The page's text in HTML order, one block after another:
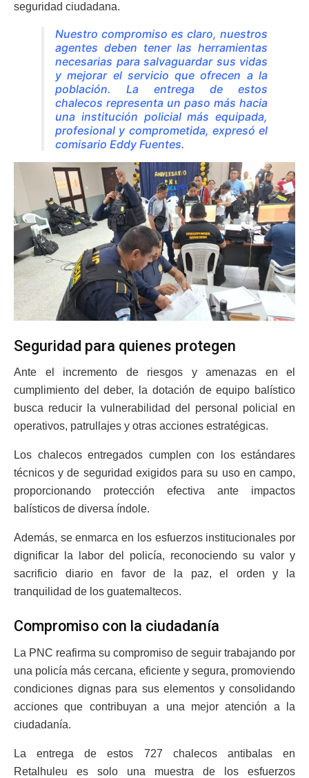
seguridad ciudadana.
Nuestro compromiso es claro, nuestros
agentes deben tener las herramientas
necesarias para salvaguardar sus vidas
y mejorar el servicio que ofrecen a la
población. La entrega de estos
chalecos representa un paso más hacia
una institución policial más equipada,
profesional y comprometida, expresó el
comisario Eddy Fuentes.
Seguridad para quienes protegen
Ante el incremento de riesgos y amenazas en el
cumplimiento del deber, la dotación de equipo balístico
busca reducir la vulnerabilidad del personal policial en
operativos, patrullajes y otras acciones estratégicas.
Los chalecos entregados cumplen con los estándares
técnicos y de seguridad exigidos para su uso en campo,
proporcionando protección efectiva ante impactos
balísticos de diversa índole.
Además, se enmarca en los esfuerzos institucionales por
dignificar la labor del policía, reconociendo su valor y
sacrificio diario en favor de la paz, el orden y la
tranquilidad de los guatemaltecos.
Compromiso con la ciudadanía
La PNC reafirma su compromiso de seguir trabajando por
una policía más cercana, eficiente y segura, promoviendo
condiciones dignas para sus elementos y consolidando
acciones que contribuyan a una mejor atención a la
ciudadanía.
La entrega de estos 727 chalecos antibalas en
Retalhuleu es solo una muestra de los esfuerzos